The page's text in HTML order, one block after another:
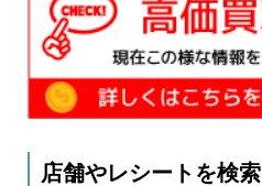
店舗やレシートを検索